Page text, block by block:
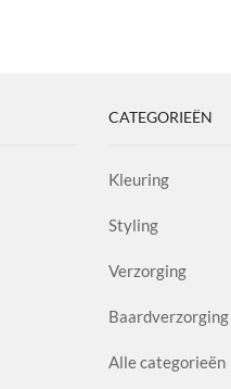
CATEGORIEËN
Kleuring
Styling
Verzorging
Baardverzorging
Alle categorieën